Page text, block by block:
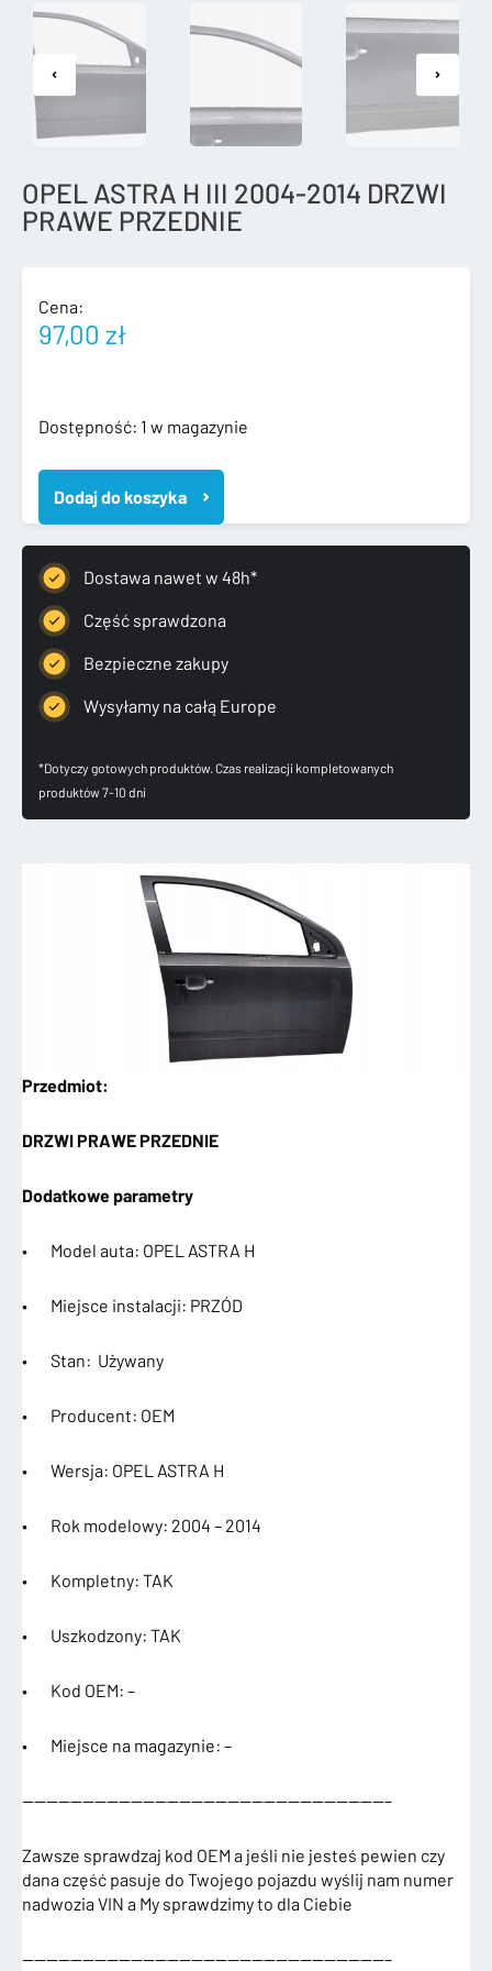
OPEL ASTRA H III 2004-2014 DRZWI
PRAWE PRZEDNIE
Cena:
97,00 zł
Dostępność: 1 w magazynie
ilość
ASTRA
III
2004-
2014
DRZWI
PRAWE
PRZEDNIE
Dodaj do koszyka
Dostawa nawet w 48h*
Część sprawdzona
Bezpieczne zakupy
Wysyłamy na całą Europe
*Dotyczy gotowych produktów. Czas realizacji kompletowanych
produktów 7-10 dni
Przedmiot:
DRZWI PRAWE PRZEDNIE
Dodatkowe parametry
• Model auta: OPEL ASTRA H
• Miejsce instalacji: PRZÓD
• Stan: Używany
• Producent: OEM
• Wersja: OPEL ASTRA H
• Rok modelowy: 2004 – 2014
• Kompletny: TAK
• Uszkodzony: TAK
• Kod OEM: –
• Miejsce na magazynie: –
——————————————————————————————–
Zawsze sprawdzaj kod OEM a jeśli nie jesteś pewien czy
dana część pasuje do Twojego pojazdu wyślij nam numer
nadwozia VIN a My sprawdzimy to dla Ciebie
——————————————————————————————–